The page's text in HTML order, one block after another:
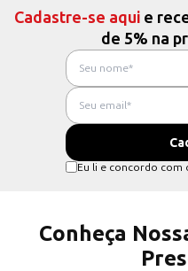
Cadastre-se aqui e
de 5% na
Eu li e concordo com
Conheça